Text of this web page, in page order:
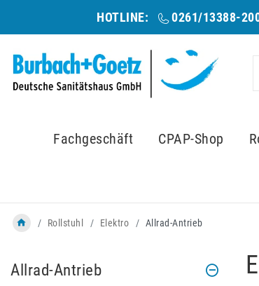
HOTLINE: 0261/13388-
Fachgeschäft CPAP-Shop
Rollstuhl Elektro Allrad-Antrieb
Allrad-Antrieb